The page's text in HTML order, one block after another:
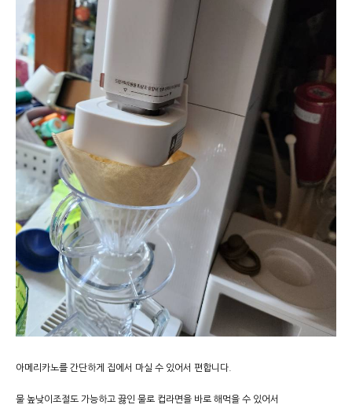
아메리카노를 간단하게 집에서 마실 수 있어서 편합니다.
물 높낮이조절도 가능하고 끓인 물로 컵라면을 바로 해먹을 수 있어서